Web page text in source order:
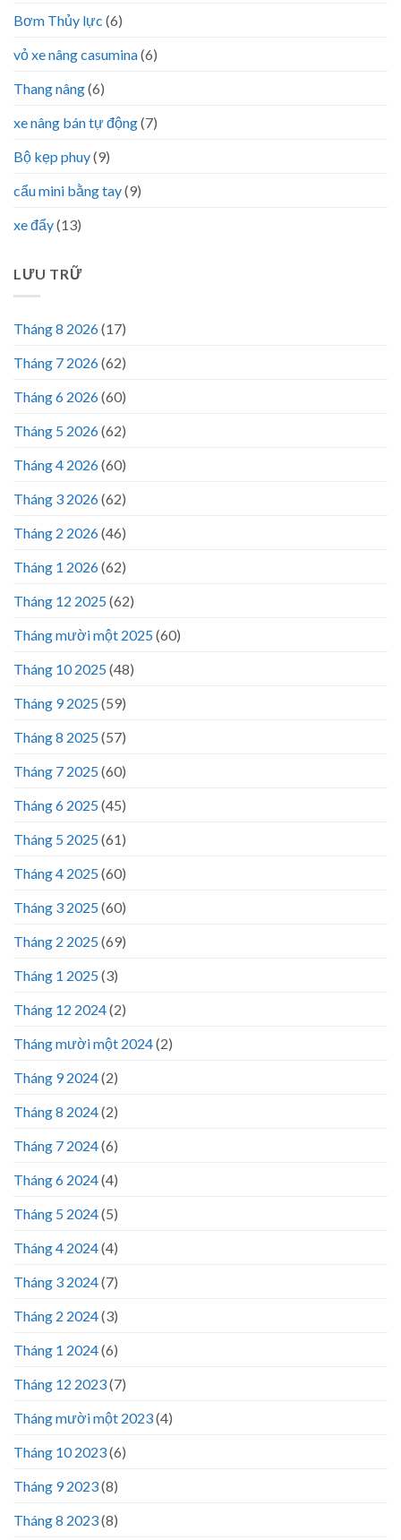
Bơm Thủy lực (6)
vỏ xe nâng casumina(6)
Thang nâng(6)
xe nâng bán tự động(7)
Bộ kẹp phuy(9)
cẩu mini bằng tay(9)
xe đẩy(13)
LƯU TRỮ
Tháng 8 2026(17)
Tháng 7 2026(62)
Tháng 6 2026(60)
Tháng 5 2026(62)
Tháng 4 2026(60)
Tháng 3 2026(62)
Tháng 2 2026(46)
Tháng 1 2026(62)
Tháng 12 2025(62)
Tháng mười một 2025(60)
Tháng 10 2025(48)
Tháng 9 2025(59)
Tháng 8 2025(57)
Tháng 7 2025(60)
Tháng 6 2025(45)
Tháng 5 2025(61)
Tháng 4 2025(60)
Tháng 3 2025(60)
Tháng 2 2025(69)
Tháng 1 2025(3)
Tháng 12 2024(2)
Tháng mười một 2024(2)
Tháng 9 2024(2)
Tháng 8 2024(2)
Tháng 7 2024(6)
Tháng 6 2024(4)
Tháng 5 2024(5)
Tháng 4 2024(4)
Tháng 3 2024(7)
Tháng 2 2024(3)
Tháng 1 2024(6)
Tháng 12 2023(7)
Tháng mười một 2023(4)
Tháng 10 2023(6)
Tháng 9 2023(8)
Tháng 8 2023(8)